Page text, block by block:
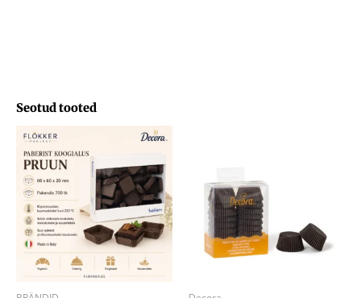
Seotud tooted